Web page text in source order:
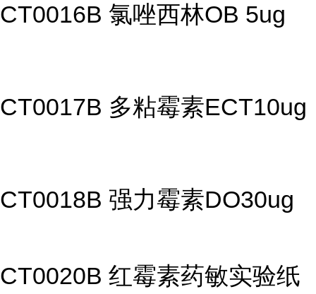
CT0016B 氯唑西林OB 5ug
CT0017B 多粘霉素ECT10ug
CT0018B 强力霉素DO30ug
CT0020B 红霉素药敏实验纸